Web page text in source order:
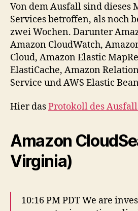
Von dem Ausfall sind dieses
Services betroffen, als noch
zwei Wochen. Darunter
Amazon CloudWatch,
Cloud, Amazon Elastic
ElastiCache, Amazon
Service und AWS Elastic
Hier dasProtokoll des
Amazon
Virginia)
10:16 PM PDT We are